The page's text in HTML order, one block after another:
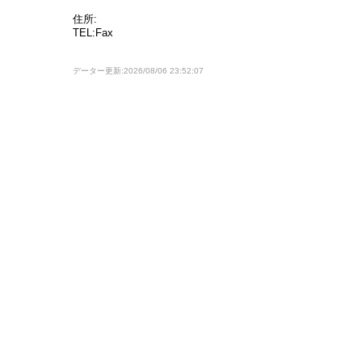
住所:
TEL:Fax
データー更新:2026/08/06 23:52:07